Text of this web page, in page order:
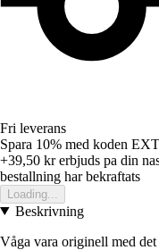
Fri leverans
Spara 10% med koden
+39,50 krerbjuds pa din
bestallning har bekraftats
Loading...
Beskrivning
Våga vara originell med